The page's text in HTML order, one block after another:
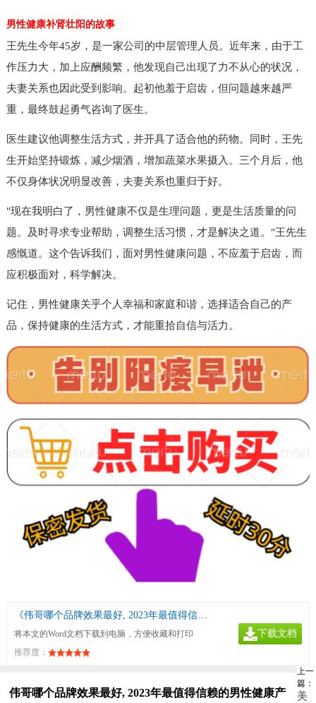
男性健康补肾壮阳的故事
王先生今年45岁，是一家公司的中层管理人员。近年来，由于工
作压力大，加上应酬频繁，他发现自己出现了力不从心的状况，
夫妻关系也因此受到影响。起初他羞于启齿，但问题越来越严
重，最终鼓起勇气咨询了医生。
医生建议他调整生活方式，并开具了适合他的药物。同时，王先
生开始坚持锻炼，减少烟酒，增加蔬菜水果摄入。三个月后，他
不仅身体状况明显改善，夫妻关系也重归于好。
"现在我明白了，男性健康不仅是生理问题，更是生活质量的问
题。及时寻求专业帮助，调整生活习惯，才是解决之道。"王先生
感慨道。这个告诉我们，面对男性健康问题，不应羞于启齿，而
应积极面对，科学解决。
记住，男性健康关乎个人幸福和家庭和谐，选择适合自己的产
品，保持健康的生活方式，才能重拾自信与活力。
《伟哥哪个品牌效果最好, 2023年最值得信赖的男性健康产品推荐》
将本文的Word文档下载到电脑，方便收藏和打印
推荐度：
下载文档
伟哥哪个品牌效果最好, 2023年最值得信赖的男性健康产
上一
篇：
美